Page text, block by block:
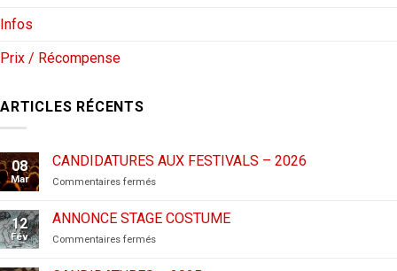
Infos
Prix / Récompense
ARTICLES RÉCENTS
08
Mar
CANDIDATURES AUX FESTIVALS – 2026
Commentaires ferméssur
AUX
FESTIVALS
–
12
Fév
ANNONCE STAGE COSTUME
Commentaires ferméssur